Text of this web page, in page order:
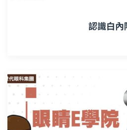
認識白內